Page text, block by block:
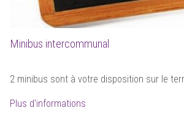
Minibus intercommunal
2 minibus sont à votre disposition sur le
Plus d'informations